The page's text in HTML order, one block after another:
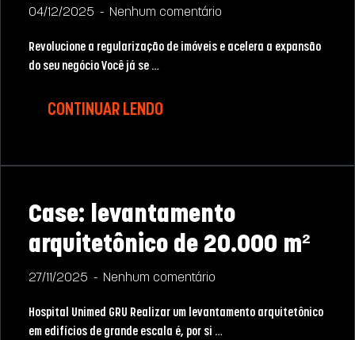
04/12/2025 Nenhum comentário
Revolucione a regularização de imóveis e acelera a expansão
do seu negócio Você já se …
CONTINUAR LENDO
Case: levantamento
arquitetônico de 20.000 m²
27/11/2025 Nenhum comentário
Hospital Unimed GRU Realizar um levantamento arquitetônico
em edifícios de grande escala é, por si …